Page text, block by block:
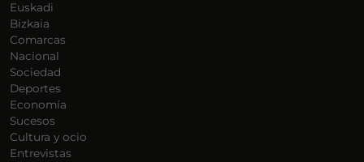
Euskadi
Bizkaia
Comarcas
Nacional
Sociedad
Deportes
Economía
Sucesos
Cultura y ocio
Entrevistas